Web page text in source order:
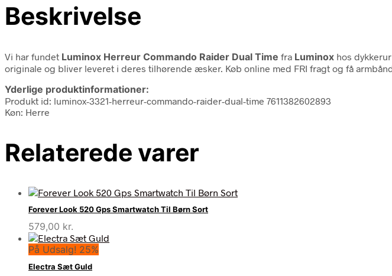
Beskrivelse
Vi har fundet Luminox Herreur Commando Raider Dual Time fra Luminox hos
originale og bliver leveret i deres tilhørende æsker. Køb online med FRI fragt og få
Yderlige produktinformationer:
Produkt id: luminox-3321-herreur-commando-raider-dual-time 7611382602893
Køn: Herre
Relaterede varer
Forever Look 520 Gps Smartwatch Til Børn Sort
579,00 kr.
På Udsalg! 25%
Electra Sæt Guld